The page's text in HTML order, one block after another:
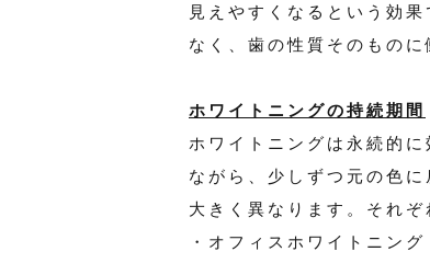
見えやすくなるという効
なく、歯の性質そのもの
ホワイトニングの持続期間
ホワイトニングは永続的
ながら、少しずつ元の色
大きく異なります。それ
・オフィスホワイトニング